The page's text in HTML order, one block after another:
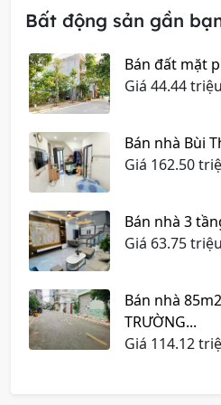
Bất động sản gần
Bán đất mặt
Giá 44.44
Bán nhà Bùi
Giá 162.50
Bán nhà 3
Giá 63.75
Bán nhà
TRƯỜNG...
Giá 114.12